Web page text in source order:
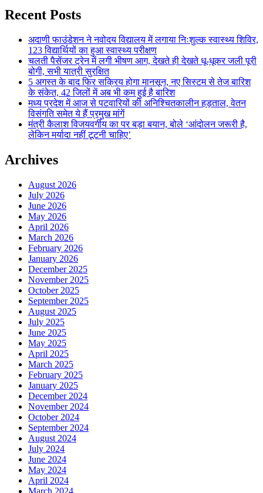
Recent Posts
अदाणी फाउंडेशन ने नवोदय विद्यालय में लगाया निःशुल्क स्वास्थ्य शिविर,
123 विद्यार्थियों का हुआ स्वास्थ्य परीक्षण
चलती पैसेंजर ट्रेन में लगी भीषण आग, देखते ही देखते धू-धूकर जली पूरी
बोगी, सभी यात्री सुरक्षित
5 अगस्त के बाद फिर सक्रिय होगा मानसून, नए सिस्टम से तेज बारिश
के संकेत, 42 जिलों में अब भी कम हुई है बारिश
मध्य प्रदेश में आज से पटवारियों की अनिश्चितकालीन हड़ताल, वेतन
विसंगति समेत ये हैं प्रमुख मांगें
मंत्री कैलाश विजयवर्गीय का पर बड़ा बयान, बोले ‘आंदोलन जरूरी है,
लेकिन मर्यादा नहीं टूटनी चाहिए’
Archives
August 2026
July 2026
June 2026
May 2026
April 2026
March 2026
February 2026
January 2026
December 2025
November 2025
October 2025
September 2025
August 2025
July 2025
June 2025
May 2025
April 2025
March 2025
February 2025
January 2025
December 2024
November 2024
October 2024
September 2024
August 2024
July 2024
June 2024
May 2024
April 2024
March 2024